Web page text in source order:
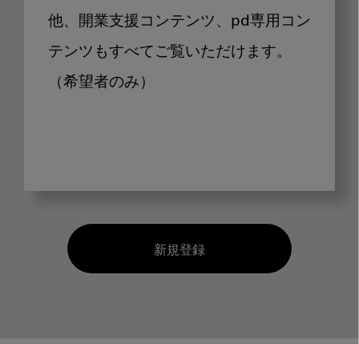
他、開業支援コンテンツ、pd専用コン
テンツもすべてご覧いただけます。
（希望者のみ）
新規登録